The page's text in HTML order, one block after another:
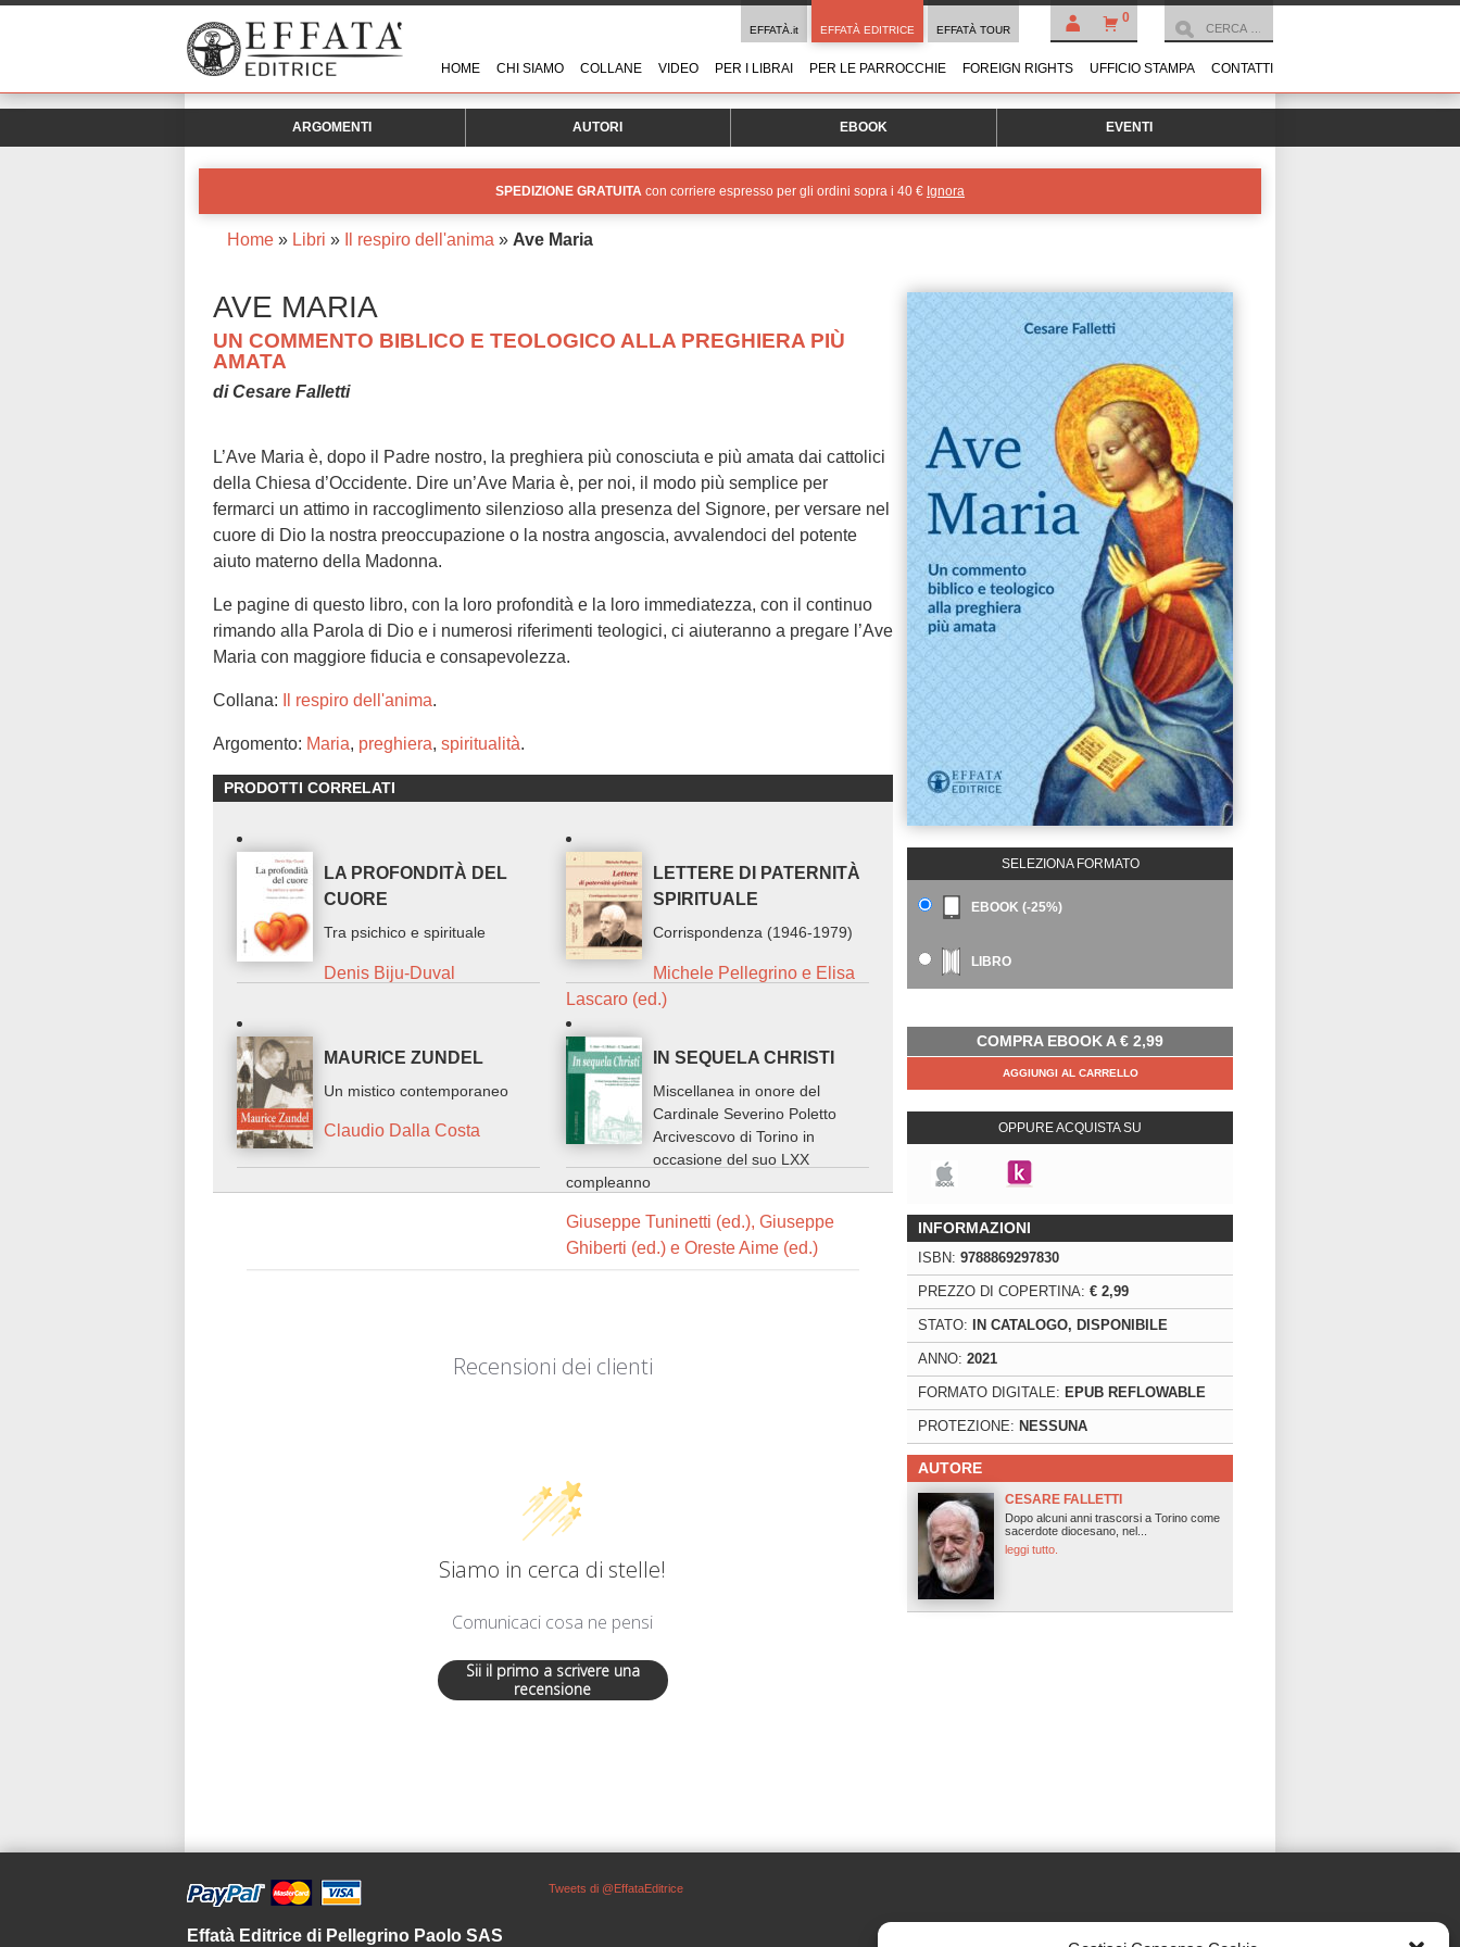
0
EFFATÀ.it EFFATÀ EDITRICE EFFATÀ TOUR
HOME CHI SIAMO COLLANE VIDEO PER I LIBRAI PER LE PARROCCHIE FOREIGN RIGHTS UFFICIO STAMPA CONTATTI
ARGOMENTI AUTORI EBOOK EVENTI
SPEDIZIONE GRATUITA con corriere espresso per gli ordini sopra i 40 € Ignora
Home » Libri » Il respiro dell'anima » Ave Maria
SELEZIONA FORMATO
EBOOK (-25%)
LIBRO
COMPRA EBOOK A€ 2,99
AGGIUNGI AL CARRELLO
OPPURE ACQUISTA SU
INFORMAZIONI
ISBN: 9788869297830
PREZZO DI COPERTINA: € 2,99
STATO: IN CATALOGO, DISPONIBILE
ANNO: 2021
FORMATO DIGITALE: EPUB REFLOWABLE
PROTEZIONE: NESSUNA
AUTORE
CESARE FALLETTI
Dopo alcuni anni trascorsi a Torino come
sacerdote diocesano, nel...
leggi tutto.
AVE MARIA
UN COMMENTO BIBLICO E TEOLOGICO ALLA PREGHIERA PIÙ
AMATA
di Cesare Falletti
L’Ave Maria è, dopo il Padre nostro, la preghiera più conosciuta e più amata dai cattolici
della Chiesa d’Occidente. Dire un’Ave Maria è, per noi, il modo più semplice per
fermarci un attimo in raccoglimento silenzioso alla presenza del Signore, per versare nel
cuore di Dio la nostra preoccupazione o la nostra angoscia, avvalendoci del potente
aiuto materno della Madonna.
Le pagine di questo libro, con la loro profondità e la loro immediatezza, con il continuo
rimando alla Parola di Dio e i numerosi riferimenti teologici, ci aiuteranno a pregare l’Ave
Maria con maggiore fiducia e consapevolezza.
Collana: Il respiro dell'anima.
Argomento: Maria, preghiera, spiritualità.
PRODOTTI CORRELATI
LA PROFONDITÀ DEL
CUORE
Tra psichico e spirituale
Denis Biju-Duval
LETTERE DI PATERNITÀ
SPIRITUALE
Corrispondenza (1946-1979)
Michele Pellegrino e Elisa
Lascaro (ed.)
MAURICE ZUNDEL
Un mistico contemporaneo
Claudio Dalla Costa
IN SEQUELA CHRISTI
Miscellanea in onore del
Cardinale Severino Poletto
Arcivescovo di Torino in
occasione del suo LXX
compleanno
Giuseppe Tuninetti (ed.), Giuseppe
Ghiberti (ed.) e Oreste Aime (ed.)
Recensioni dei clienti
Siamo in cerca di stelle!
Comunicaci cosa ne pensi
Sii il primo a scrivere una
recensione
Effatà Editrice di Pellegrino Paolo SAS
Tweets di @EffataEditrice